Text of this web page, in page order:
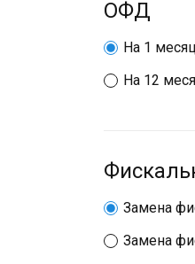
ОФД
На 1
На 12
Замена
Замена